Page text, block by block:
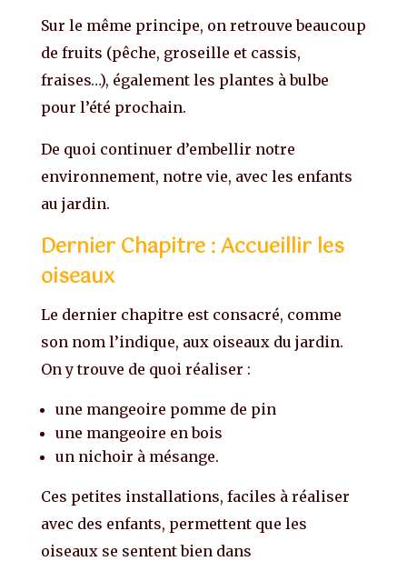
Sur le même principe, on retrouve beaucoup
de fruits (pêche, groseille et cassis,
fraises…), également les plantes à bulbe
pour l’été prochain.
De quoi continuer d’embellir notre
environnement, notre vie, avec les enfants
au jardin.
Dernier Chapitre : Accueillir les
oiseaux
Le dernier chapitre est consacré, comme
son nom l’indique, aux oiseaux du jardin.
On y trouve de quoi réaliser :
une mangeoire pomme de pin
une mangeoire en bois
un nichoir à mésange.
Ces petites installations, faciles à réaliser
avec des enfants, permettent que les
oiseaux se sentent bien dans